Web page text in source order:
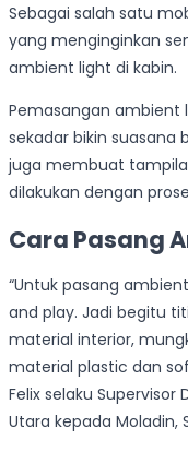
Sebagai salah satu
yang menginginkan
ambient light di kabin.
Pemasangan ambient
sekadar bikin suasana
juga membuat
dilakukan dengan
Cara Pasang
“Untuk pasang
and play. Jadi begitu
material interior,
material plastic dan
Felix selaku Supervisor
Utara kepada Moladin,